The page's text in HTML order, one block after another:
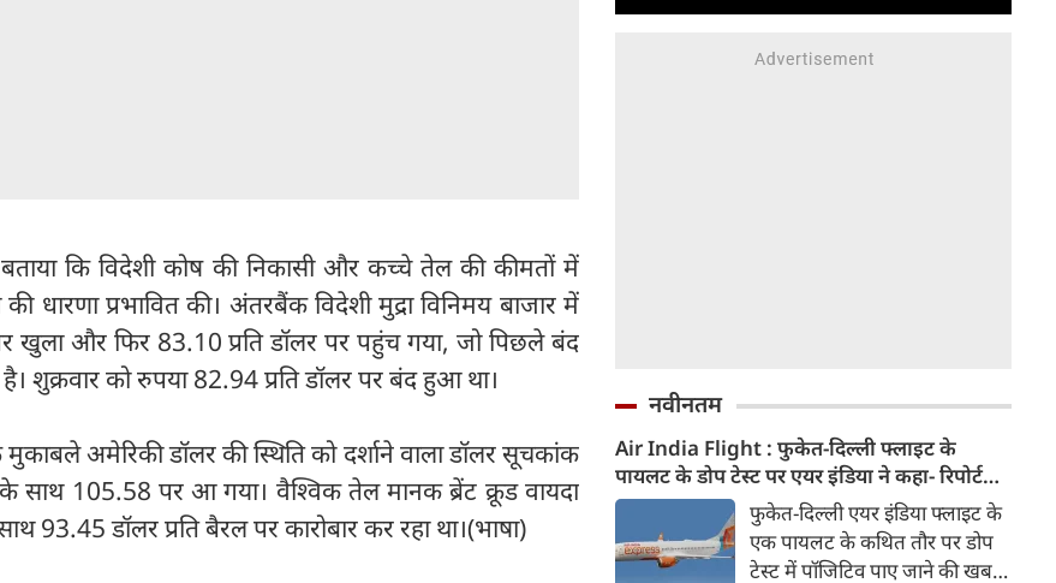
ने बताया कि विदेशी कोष की निकासी और कच्चे तेल की कीमतों में
की धारणा प्रभावित की। अंतरबैंक विदेशी मुद्रा विनिमय बाजार में
खुला और फिर 83.10 प्रति डॉलर पर पहुंच गया, जो पिछले बंद
शुक्रवार को रुपया 82.94 प्रति डॉलर पर बंद हुआ था।
अमेरिकी डॉलर की स्थिति को दर्शाने वाला डॉलर सूचकांक
के साथ 105.58 पर आ गया। वैश्विक तेल मानक ब्रेंट क्रूड वायदा
93.45 डॉलर प्रति बैरल पर कारोबार कर रहा था।(भाषा)
नवीनतम
Air India Flight : फुकेत-दिल्ली फ्लाइट के
पायलट के डोप टेस्ट पर एयर इंडिया ने कहा- रिपोर्ट
नहीं मिली, टिप्पणी की स्थिति में नहीं
फुकेत-दिल्ली एयर इंडिया फ्लाइट के
एक पायलट के कथित तौर पर डोप
टेस्ट में पॉजिटिव पाए जाने की खबरों